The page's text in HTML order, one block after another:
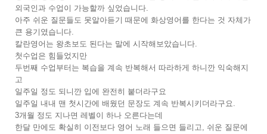
외국인과 수업이 가능할까 싶었습니다.
아주 쉬운 질문들도 못알아듣기 때문에 화상영어를 한다는 것 자체가
큰 용기였습니다.
칼란영어는 왕초보도 된다는 말에 시작해보았습니다.
첫수업은 힘들었지만
두번째 수업부터는 복습을 계속 반복해서 따라하게 하니깐 익숙해지
고
일주일 정도 되니깐 입에 완전히 붙더라구요
일주일 내내 맨 첫시간에 배웠던 문장도 계속 반복시키더라구요.
3개월 정도 지나면 레벨이 하나 오른다는데
한달 만에도 확실히 이전보다 영어 노래 들으면 들리고, 쉬운 질문에